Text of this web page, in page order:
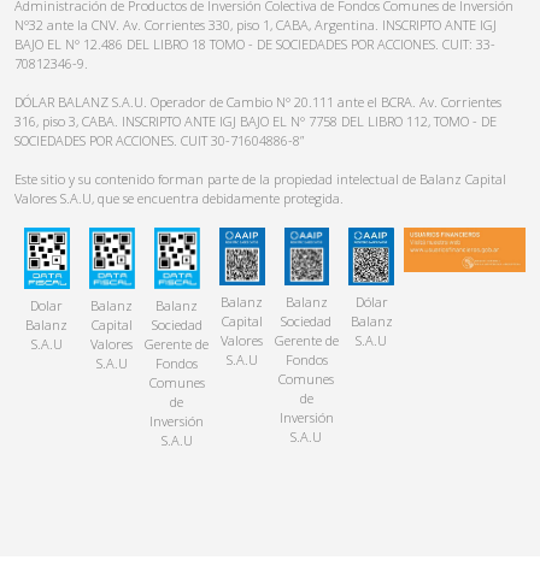
Administración de Productos de Inversión Colectiva de Fondos Comunes de Inversión
N°32 ante la CNV. Av. Corrientes 330, piso 1, CABA, Argentina. INSCRIPTO ANTE IGJ
BAJO EL N° 12.486 DEL LIBRO 18 TOMO - DE SOCIEDADES POR ACCIONES. CUIT: 33-
70812346-9.
DÓLAR BALANZ S.A.U. Operador de Cambio N° 20.111 ante el BCRA. Av. Corrientes
316, piso 3, CABA. INSCRIPTO ANTE IGJ BAJO EL N° 7758 DEL LIBRO 112, TOMO - DE
SOCIEDADES POR ACCIONES. CUIT 30-71604886-8”
Este sitio y su contenido forman parte de la propiedad intelectual de Balanz Capital
Valores S.A.U, que se encuentra debidamente protegida.
Dolar
Balanz
S.A.U
Balanz
Capital
Valores
S.A.U
Balanz
Sociedad
Gerente de
Fondos
Comunes
de
Inversión
S.A.U
Balanz
Capital
Valores
S.A.U
Balanz
Sociedad
Gerente de
Fondos
Comunes
de
Inversión
S.A.U
Dólar
Balanz
S.A.U